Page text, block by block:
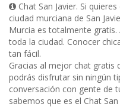
Chat San Javier. Si
ciudad murciana de San
Murcia es totalmente
toda la ciudad. Conocer
tan fácil.
Gracias al mejor chat gratis
podrás disfrutar sin ningún
conversación con gente de
sabemos que es el Chat